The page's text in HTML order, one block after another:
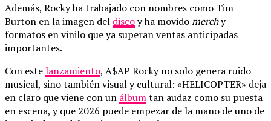
Además, Rocky ha trabajado con nombres como Tim
Burton en la imagen del discoy ha movidomerchy
formatos en vinilo que ya superan ventas anticipadas
importantes.
Con estelanzamiento, A$AP Rocky no solo genera ruido
musical, sino también visual y cultural: «HELICOPTER» deja
en claro que viene con un álbumtan audaz como su puesta
en escena, y que 2026 puede empezar de la mano de uno de